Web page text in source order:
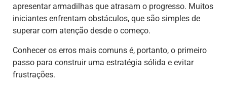
apresentar armadilhas que atrasam o progresso. Muitos
iniciantes enfrentam obstáculos, que são simples de
superar com atenção desde o começo.
Conhecer os erros mais comuns é, portanto, o primeiro
passo para construir uma estratégia sólida e evitar
frustrações.